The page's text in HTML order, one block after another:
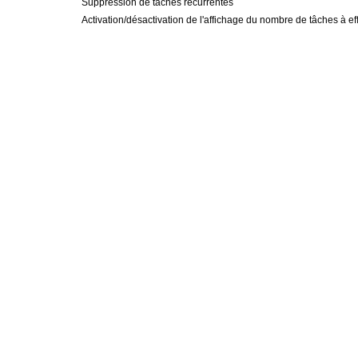
Suppression de tâches récurrentes
Activation/désactivation de l'affichage du nombre de tâches à